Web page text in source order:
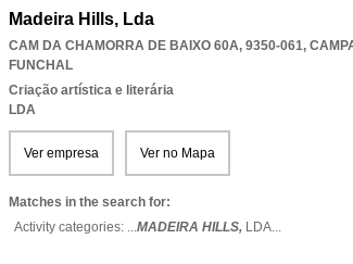
Madeira Hills, Lda
CAM DA CHAMORRA DE BAIXO 60A, 9350-061,
FUNCHAL
Criação artística e literária
LDA
Ver empresa Ver no Mapa
Matches in the search for:
Activity categories: ...MADEIRA HILLS, LDA...